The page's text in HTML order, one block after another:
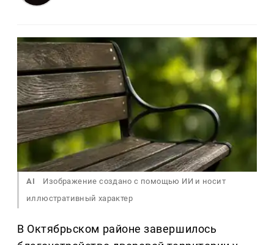
AI
Изображение создано с помощью ИИ и носит
иллюстративный характер
В Октябрьском районе завершилось